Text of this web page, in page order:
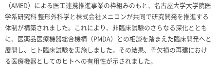
（AMED）による医工連携推進事業の枠組みのもと、名古屋大学大学院医
学系研究科 整形外科学と株式会社メニコンが共同で研究開発を推進する
体制が構築されました。これにより、非臨床試験のさらなる深化ととも
に、医薬品医療機器総合機構（PMDA）との相談を踏まえた臨床開発へと
展開し、ヒト臨床試験を実施しました。その結果、骨欠損の再建におけ
る医療機器としてのヒトへの有用性が示されました。